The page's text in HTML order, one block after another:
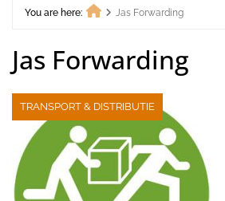
You are here:
Jas Forwarding
Jas Forwarding
TRANSPORT & DISTRIBUTIE